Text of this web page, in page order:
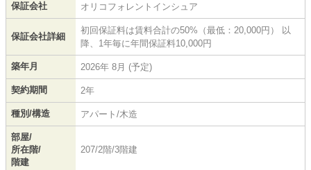
保証会社 オリコフォレントインシュア
保証会社詳細
初回保証料は賃料合計の50%（最低：20,000円） 以
降、1年毎に年間保証料10,000円
築年月 2026年 8月 (予定)
契約期間 2年
種別/構造 アパート/木造
部屋/
所在階/
階建
207/2階/3階建